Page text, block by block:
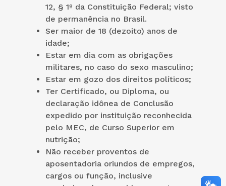
12, § 1º da Constituição Federal; visto
de permanência no Brasil.
Ser maior de 18 (dezoito) anos de
idade;
Estar em dia com as obrigações
militares, no caso do sexo masculino;
Estar em gozo dos direitos políticos;
Ter Certificado, ou Diploma, ou
declaração idônea de Conclusão
expedido por instituição reconhecida
pelo MEC, de Curso Superior em
nutrição;
Não receber proventos de
aposentadoria oriundos de empregos,
cargos ou função, inclusive